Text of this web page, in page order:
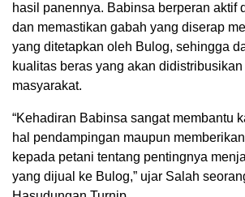
hasil panennya. Babinsa berperan aktif
dan memastikan gabah yang diserap
yang ditetapkan oleh Bulog, sehingga
kualitas beras yang akan
masyarakat.
“Kehadiran Babinsa sangat membantu
hal pendampingan maupun
kepada petani tentang pentingnya
yang dijual ke Bulog,” ujar Salah